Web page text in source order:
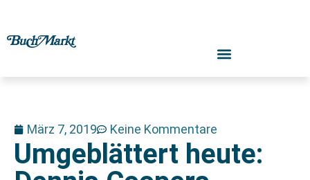
März 7, 2019 Keine Kommentare
Umgeblättert heute: